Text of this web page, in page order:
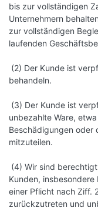
bis zur vollständigen
Unternehmern
zur vollständigen
laufenden
(2) Der Kunde ist
behandeln.
(3) Der Kunde ist
unbezahlte Ware,
Beschädigungen oder
mitzuteilen.
(4) Wir sind
Kunden,
einer Pflicht nach Ziff.
zurückzutreten und